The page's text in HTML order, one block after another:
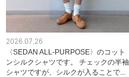
2026.07.26
〈SEDAN ALL-PURPOSE〉のコット
ンシルクシャツです。 チェックの半袖
シャツですが、シルクが入ることで...